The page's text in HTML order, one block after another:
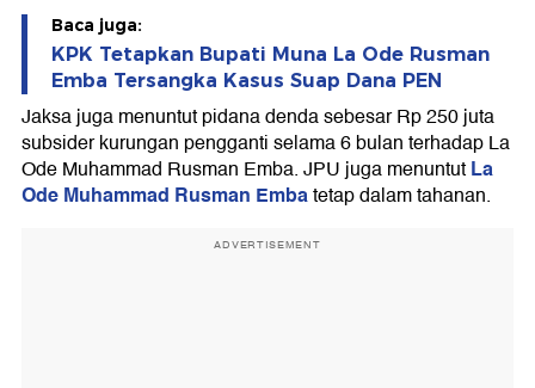
Baca juga:
KPK Tetapkan Bupati Muna La Ode Rusman
Emba Tersangka Kasus Suap Dana PEN
Jaksa juga menuntut pidana denda sebesar Rp 250 juta
subsider kurungan pengganti selama 6 bulan terhadap La
Ode Muhammad Rusman Emba. JPU juga menuntutLa
Ode Muhammad Rusman Embatetap dalam tahanan.
ADVERTISEMENT